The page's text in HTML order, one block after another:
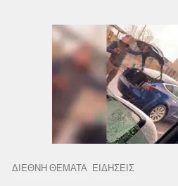
ΔΙΕΘΝΗ ΘΕΜΑΤΑ ΕΙΔΗΣΕΙΣ